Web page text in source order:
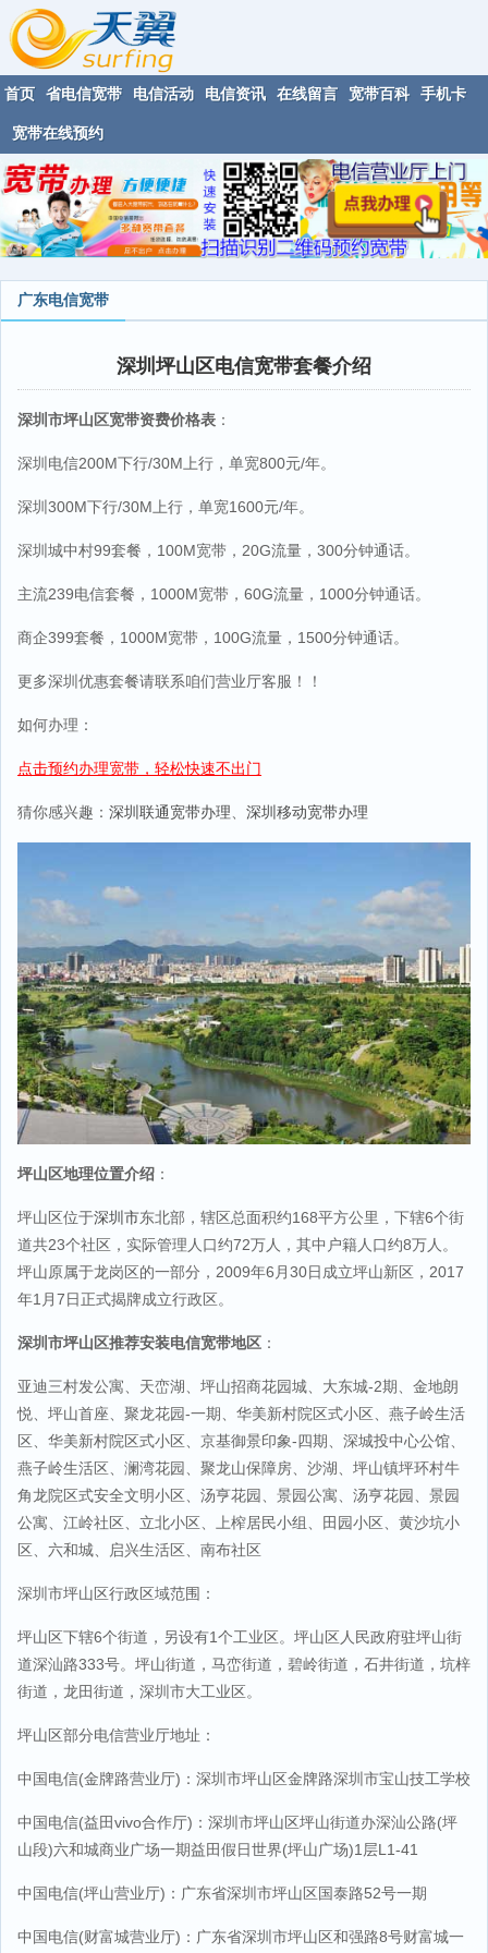
首页 省电信宽带 电信活动 电信资讯 在线留言 宽带百科 手机卡
宽带在线预约
广东电信宽带
深圳坪山区电信宽带套餐介绍
深圳市坪山区宽带资费价格表 ：
深圳电信200M下行/30M上行，单宽800元/年。
深圳300M下行/30M上行，单宽1600元/年。
深圳城中村99套餐，100M宽带，20G流量，300分钟通话。
主流239电信套餐，1000M宽带，60G流量，1000分钟通话。
商企399套餐，1000M宽带，100G流量，1500分钟通话。
更多深圳优惠套餐请联系咱们营业厅客服！！
如何办理：
点击预约办理宽带，轻松快速不出门
猜你感兴趣： 深圳联通宽带办理 深圳移动宽带办理
坪山区地理位置介绍 ：
坪山区位于深圳市东北部，辖区总面积约168平方公里，下辖6个街
道共23个社区，实际管理人口约72万人，其中户籍人口约8万人。
坪山原属于龙岗区的一部分，2009年6月30日成立坪山新区，2017
年1月7日正式揭牌成立行政区。
深圳市坪山区推荐安装电信宽带地区 ：
亚迪三村发公寓、天峦湖、坪山招商花园城、大东城-2期、金地朗
悦、坪山首座、聚龙花园-一期、华美新村院区式小区、燕子岭生活
区、华美新村院区式小区、京基御景印象-四期、深城投中心公馆、
燕子岭生活区、澜湾花园、聚龙山保障房、沙湖、坪山镇坪环村牛
角龙院区式安全文明小区、汤亨花园、景园公寓、汤亨花园、景园
公寓、江岭社区、立北小区、上榨居民小组、田园小区、黄沙坑小
区、六和城、启兴生活区、南布社区
深圳市坪山区行政区域范围：
坪山区下辖6个街道，另设有1个工业区。坪山区人民政府驻坪山街
道深汕路333号。坪山街道，马峦街道，碧岭街道，石井街道，坑梓
街道，龙田街道，深圳市大工业区。
坪山区部分电信营业厅地址：
中国电信(金牌路营业厅)：深圳市坪山区金牌路深圳市宝山技工学校
中国电信(益田vivo合作厅)：深圳市坪山区坪山街道办深汕公路(坪
山段)六和城商业广场一期益田假日世界(坪山广场)1层L1-41
中国电信(坪山营业厅)：广东省深圳市坪山区国泰路52号一期
中国电信(财富城营业厅)：广东省深圳市坪山区和强路8号财富城一